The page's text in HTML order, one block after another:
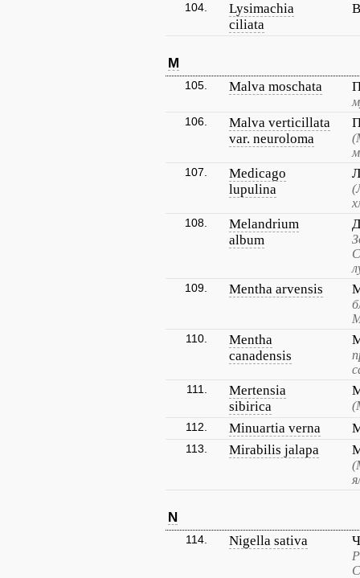
104.
Lysimachia
ciliata
M
105. Malva moschata
106.
Malva verticillata
var. neuroloma
107.
Medicago
lupulina
108.
Melandrium
album
109. Mentha arvensis
110.
Mentha
canadensis
111.
Mertensia
sibirica
112. Minuartia verna
113. Mirabilis jalapa
N
114. Nigella sativa